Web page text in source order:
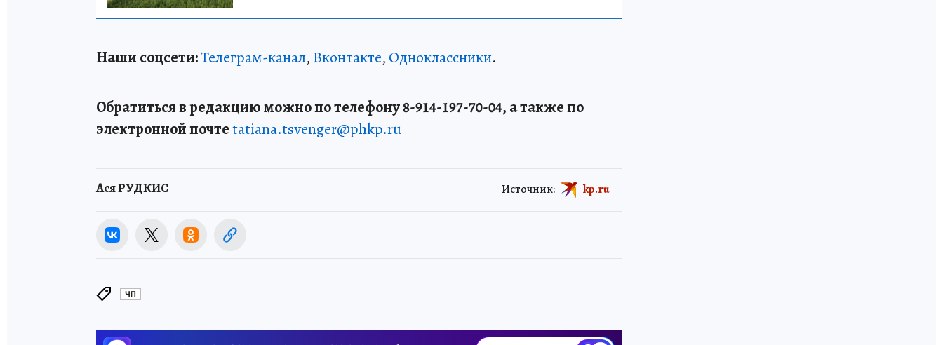
Наши соцсети:Телеграм-канал, Вконтакте, Одноклассники.
Обратиться в редакцию можно по телефону 8-914-197-70-04, а также по
электронной почтеtatiana.tsvenger@phkp.ru
Ася РУДКИС Источник: kp.ru
ЧП